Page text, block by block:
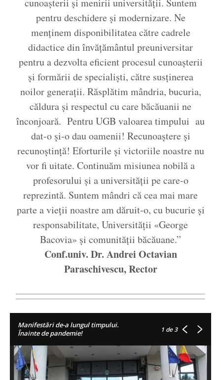
cunoașterii și menirii universității. Suntem
pentru deschidere și modernizare. Ne
menținem disponibilitatea către cadrele
didactice din învățământul preuniversitar
pentru a dezvolta eficient procesul cunoașterii
și formării de specialiști, către susținerea
noilor generații. Răsplătim mândria, bucuria,
căldura și respectul cu care băcăuanii ne
înconjoară. Pentru UGB valoarea timpului au
dat-o și-o dau oamenii! Recunoaștere și
recunoștință! Eforturile și victoriile noastre nu
vor fi uitate. Continuăm misiunea nobilă a
profesorului și a universității pe care-o
reprezintă. Suntem mândri că cea mai mare
parte a vieții noastre am dăruit-o, cu bucurie și
responsabilitate, Universității «George
Bacovia» și comunității băcăuane.”
Conf.univ. Dr. Andrei Octavian
Paraschivescu, Rector
Manifestări de-a lungul timpului.
Înainte de pandemie!
1 de 3